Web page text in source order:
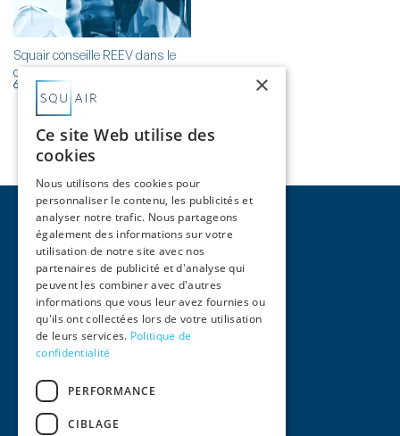
Squair conseille REEV dans le
cadre de sa levée de fonds
6 février 2025
Pages
Accueil
Activités
International
Actualités
Contact
×
Ce site Web utilise des
cookies
Nous utilisons des cookies pour
personnaliser le contenu, les publicités et
analyser notre trafic. Nous partageons
également des informations sur votre
utilisation de notre site avec nos
partenaires de publicité et d'analyse qui
peuvent les combiner avec d'autres
informations que vous leur avez fournies ou
qu'ils ont collectées lors de votre utilisation
de leurs services. Politique de
confidentialité
PERFORMANCE
CIBLAGE